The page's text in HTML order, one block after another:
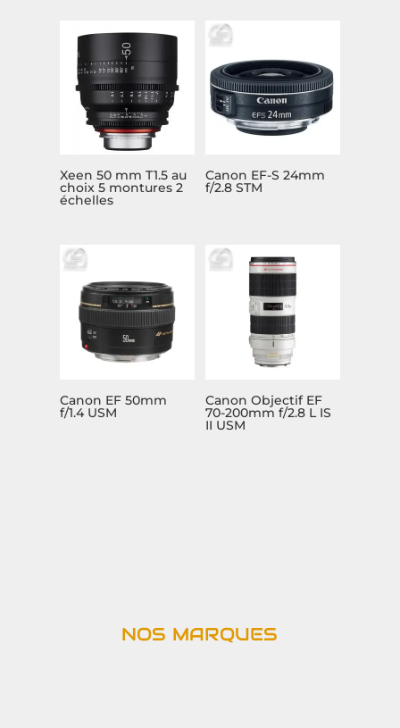
Xeen 50 mm T1.5 au
choix 5 montures 2
échelles
Canon EF-S 24mm
f/2.8 STM
Canon EF 50mm
f/1.4 USM
Canon Objectif EF
70-200mm f/2.8 L IS
II USM
NOS MARQUES